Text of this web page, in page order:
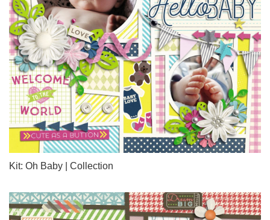
Kit: Oh Baby | Collection